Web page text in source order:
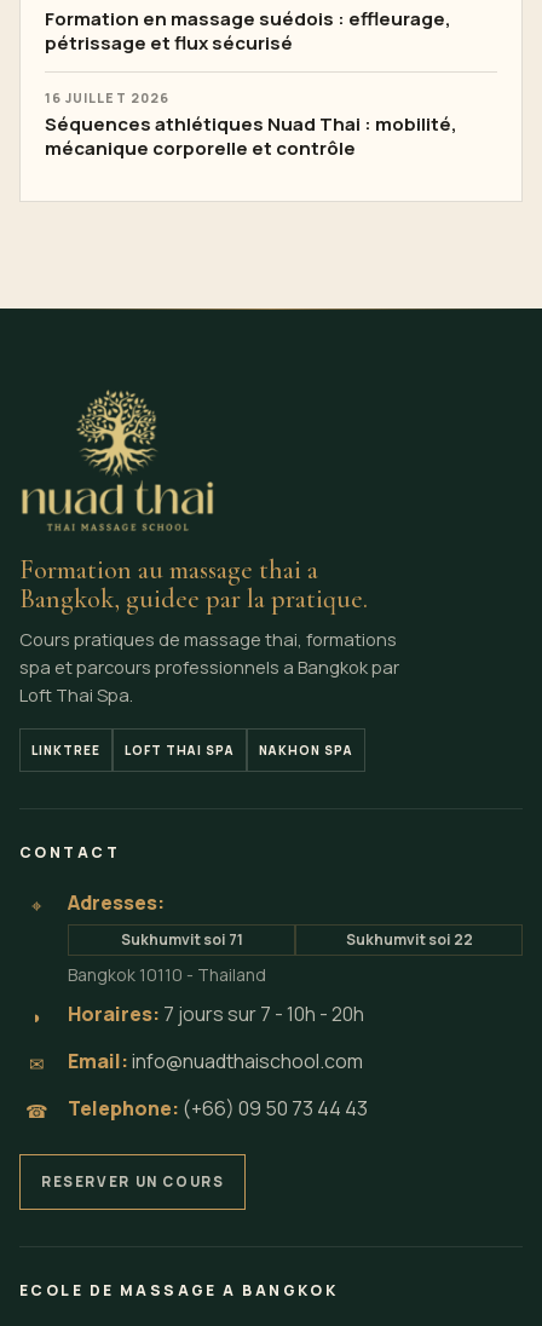
Formation en massage suédois : effleurage,
pétrissage et flux sécurisé
16 JUILLET 2026
Séquences athlétiques Nuad Thai : mobilité,
mécanique corporelle et contrôle
Formation au massage thai a
Bangkok, guidee par la pratique.
Cours pratiques de massage thai, formations
spa et parcours professionnels a Bangkok par
Loft Thai Spa.
LINKTREE LOFT THAI SPA NAKHON SPA
CONTACT
⌖ Adresses:
Sukhumvit soi 71 Sukhumvit soi 22
Bangkok 10110 - Thailand
◗ Horaires: 7 jours sur 7 - 10h - 20h
✉ Email:info@nuadthaischool.com
☎ Telephone: (+66) 09 50 73 44 43
RESERVER UN COURS
ECOLE DE MASSAGE A BANGKOK